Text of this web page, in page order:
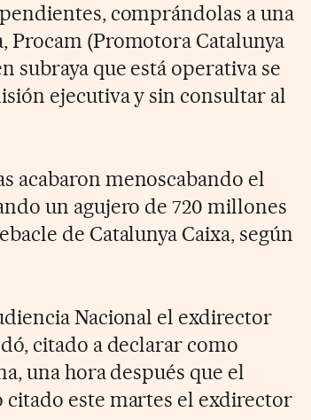
comprándolas a una
Procam (Promotora Catalunya
subraya que está operativa se
ejecutiva y sin consultar al
acabaron menoscabando el
un agujero de 720 millones
de Catalunya Caixa, según
Nacional el exdirector
citado a declarar como
una hora después que el
este martes el exdirector